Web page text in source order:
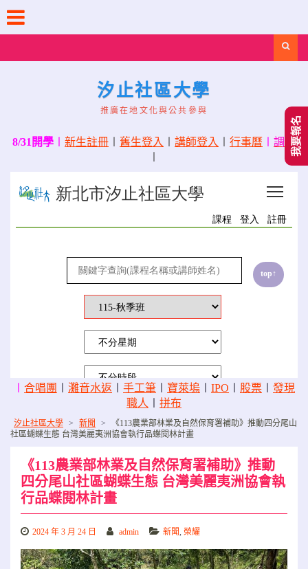
content
汐止社區大學
推廣在地文化與公共參與
8/31開學 新生註冊 舊生登入 講師登入 行事曆
調課
合唱團 灘音水返 手工筆 寶萊塢 IPO 股票
發現
職人
拼布
汐止社區大學 > 新聞 >
《113農業部林業及自然保育署補助》推動四分尾山
社區蝴蝶生態 台灣美麗夷洲協會執行品蝶閱林計畫
《113農業部林業及自然保育署補助》推動
四分尾山社區蝴蝶生態 台灣美麗夷洲協會執
行品蝶閱林計畫
2024 年 3 月 24 日 admin 新聞, 榮耀
我要報名